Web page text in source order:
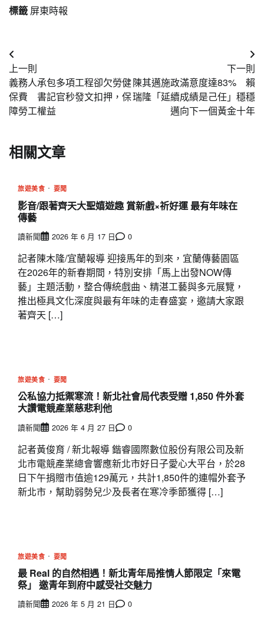
標籤 屏東時報
文
章
導
覽
上一則
義務人承包多項工程卻欠勞健
保費 書記官秒發文扣押，保
障勞工權益
下一則
陳其邁施政滿意度達83% 賴
瑞隆「延續成績是己任」穩穩
邁向下一個黃金十年
相關文章
旅遊美食 要聞
影音/跟著齊天大聖嬉遊趣 賞新戲×祈好運 最有年味在
傳藝
讀新聞 2026 年 6 月 17 日 0
記者陳木隆/宜蘭報導 迎接馬年的到來，宜蘭傳藝園區
在2026年的新春期間，特別安排「馬上出發NOW傳
藝」主題活動，整合傳統戲曲、精湛工藝與多元展覽，
推出極具文化深度與最有年味的走春盛宴，邀請大家跟
著齊天 […]
旅遊美食 要聞
公私協力抵禦寒流！新北社會局代表受贈 1,850 件外套
大讚電競產業慈悲利他
讀新聞 2026 年 4 月 27 日 0
記者黃俊育 / 新北報導 鍇睿國際數位股份有限公司及新
北市電競產業總會響應新北市好日子愛心大平台，於28
日下午捐贈市值逾129萬元，共計1,850件的連帽外套予
新北市，幫助弱勢兒少及長者在寒冷季節獲得 […]
旅遊美食 要聞
最 Real 的自然相遇！新北青年局推情人節限定「來電
祭」 邀青年到府中感受社交魅力
讀新聞 2026 年 5 月 21 日 0